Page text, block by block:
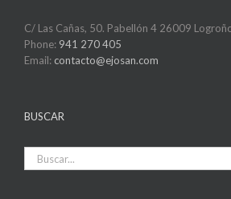
C/ Las Cañas, 50. Pabellón 4 26009
Phone: 941 270 405
Email: contacto@ejosan.com
BUSCAR
Buscar: